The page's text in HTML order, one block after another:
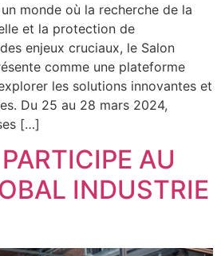
monde où la recherche de la
et la protection de
enjeux cruciaux, le Salon
comme une plateforme
les solutions innovantes et
Du 25 au 28 mars 2024,
[…]
AU
INDUSTRIE